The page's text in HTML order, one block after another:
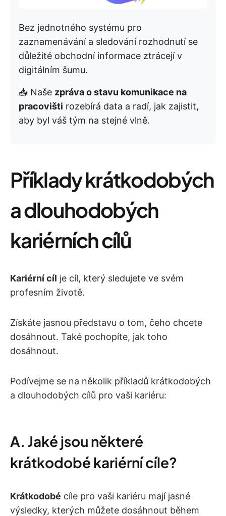
Bez jednotného systému pro
zaznamenávání a sledování rozhodnutí se
důležité obchodní informace ztrácejí v
digitálním šumu.
📥 Naše zpráva o stavu komunikace na
pracovišti rozebírá data a radí, jak zajistit,
aby byl váš tým na stejné vlně.
Příklady krátkodobých
a dlouhodobých
kariérních cílů
Kariérní cíl je cíl, který sledujete ve svém
profesním životě.
Získáte jasnou představu o tom, čeho chcete
dosáhnout. Také pochopíte, jak toho
dosáhnout.
Podívejme se na několik příkladů krátkodobých
a dlouhodobých cílů pro vaši kariéru:
A. Jaké jsou některé
krátkodobé kariérní cíle?
Krátkodobé cíle pro vaši kariéru mají jasné
výsledky, kterých můžete dosáhnout během